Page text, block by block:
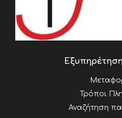
Τρόποι
Αναζήτηση